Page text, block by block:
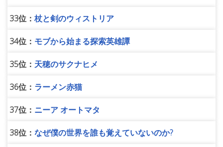
33位： 杖と剣のウィストリア
34位： モブから始まる探索英雄譚
35位： 天穂のサクナヒメ
36位： ラーメン赤猫
37位： ニーア オートマタ
38位： なぜ僕の世界を誰も覚えていないのか?